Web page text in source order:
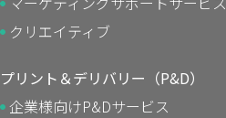
クリエイティブ
プリント＆デリバリー（P&D）
企業様向けP&Dサービス